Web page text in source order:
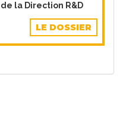
de la Direction R&D
LE DOSSIER